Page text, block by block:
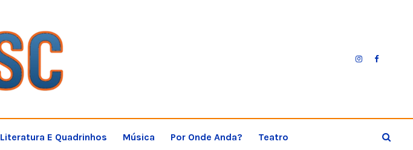
Literatura E Quadrinhos Música Por Onde Anda? Teatro